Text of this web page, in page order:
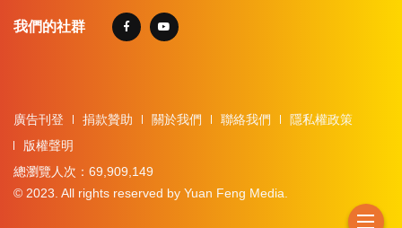
我們的社群
廣告刊登 捐款贊助 關於我們 聯絡我們
隱私權政策
版權聲明
總瀏覽人次：69,909,149
© 2023. All rights reserved by Yuan Feng Media.